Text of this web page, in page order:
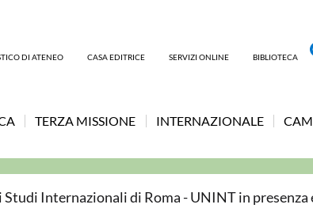
DI ATENEO CASA EDITRICE SERVIZI ONLINE BIBLIOTECA
TERZA MISSIONE INTERNAZIONALE
Internazionali di Roma - UNINT in presenza